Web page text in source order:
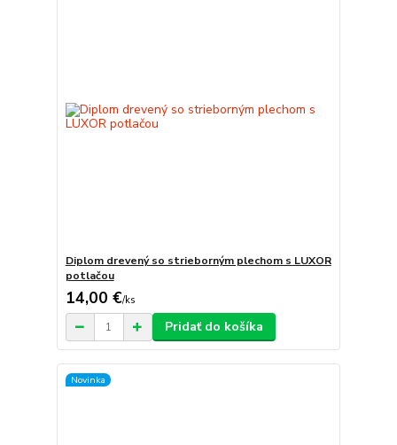
Diplom drevený so strieborným plechom s LUXOR
potlačou
14,00 €/ks
Pridať do košíka
Novinka